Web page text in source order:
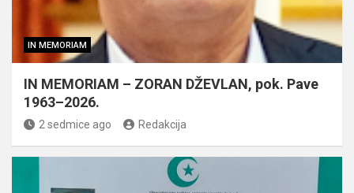
IN MEMORIAM
IN MEMORIAM – ZORAN DŽEVLAN, pok. Pave
1963–2026.
2 sedmice ago Redakcija